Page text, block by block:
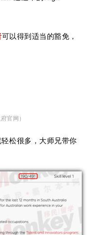
可以得到适当的豁免，
官网）
轻松很多，大师兄带你